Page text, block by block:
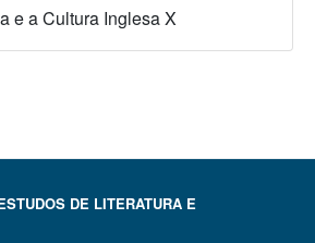
e a Cultura Inglesa X
DE LITERATURA E